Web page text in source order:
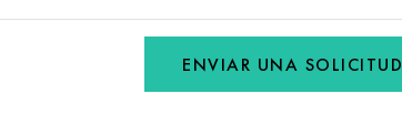
ENVIAR UNA SOLICITUD